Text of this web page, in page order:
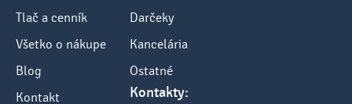
Tlač a cenník
Všetko o nákupe
Blog
Kontakt
Darčeky
Kancelária
Ostatné
Kontakty: